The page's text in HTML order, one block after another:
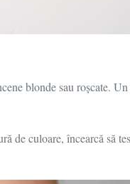
blonde sau roșcate.
de culoare, încearcă să